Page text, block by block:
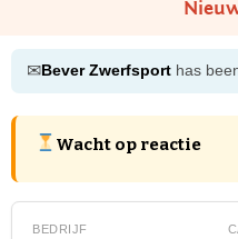
✉Bever Zwerfsport has
Wacht op reactie
BEDRIJF